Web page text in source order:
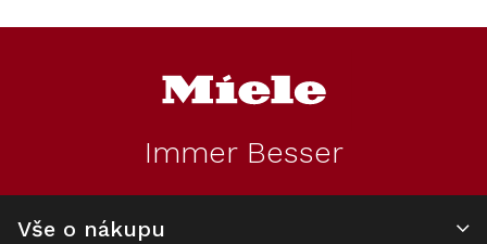
Immer Besser
Vše o nákupu